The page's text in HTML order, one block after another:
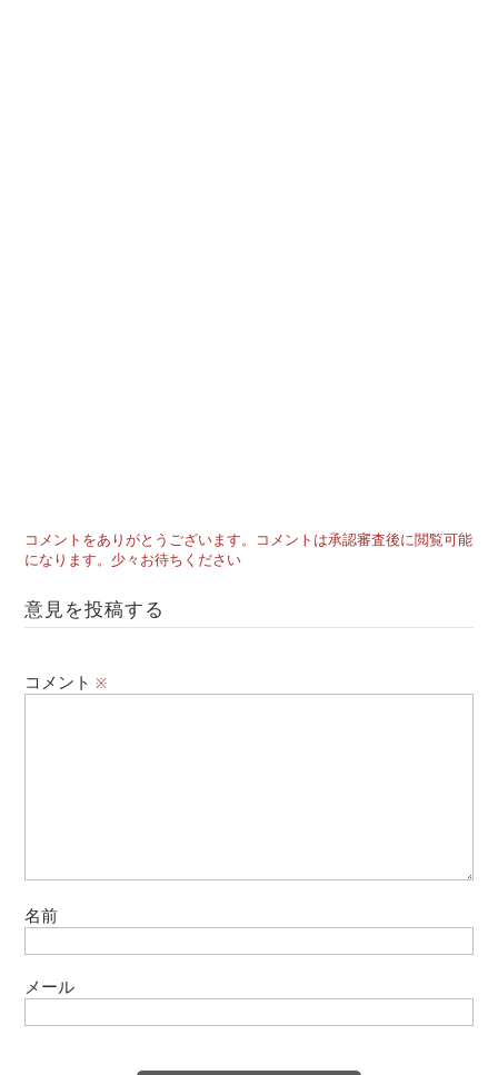
コメントをありがとうございます。コメントは承認審査後に閲覧可能
になります。少々お待ちください
意見を投稿する
コメント※
名前
メール